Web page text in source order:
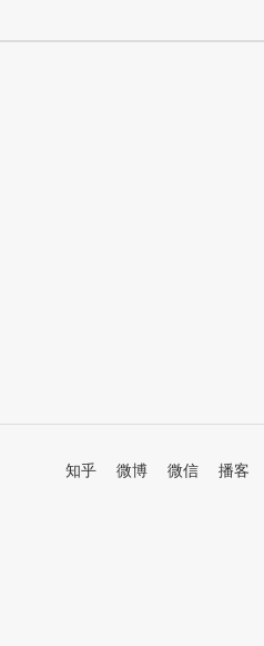
知乎 微博 微信 播客